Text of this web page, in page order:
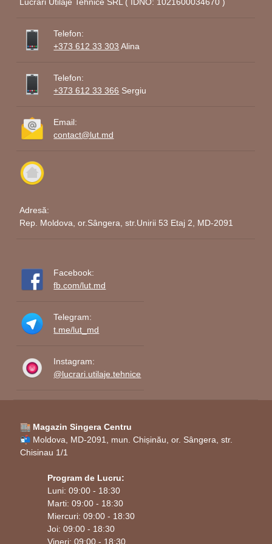
Lucrari Utilaje Tehnice SRL ( IDNO: 1021600034670 )
Telefon:
+373 612 33 303 Alina
Telefon:
+373 612 33 366 Sergiu
Email:
contact@lut.md
Adresă:
Rep. Moldova, or.Sângera, str.Unirii 53 Etaj 2, MD-2091
Facebook:
fb.com/lut.md
Telegram:
t.me/lut_md
Instagram:
@lucrari.utilaje.tehnice
🏬 Magazin Singera Centru
📬 Moldova, MD-2091, mun. Chișinău, or. Sângera, str.
Chisinau 1/1
Program de Lucru:
Luni: 09:00 - 18:30
Marti: 09:00 - 18:30
Miercuri: 09:00 - 18:30
Joi: 09:00 - 18:30
Vineri: 09:00 - 18:30